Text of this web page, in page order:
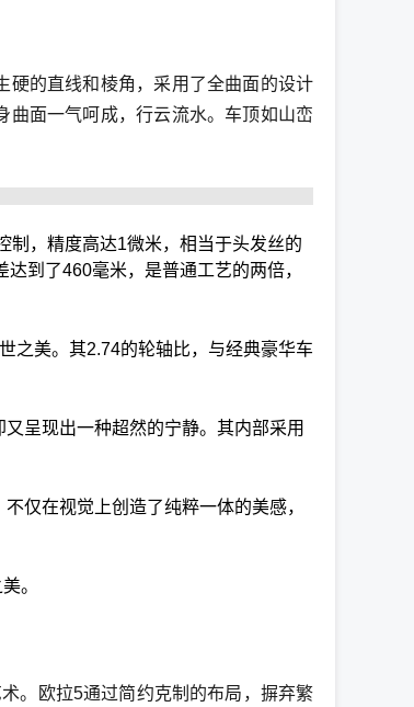
硬的直线和棱角，采用了全曲面的设计
曲面一气呵成，行云流水。车顶如山峦
制，精度高达1微米，相当于头发丝的
到了460毫米，是普通工艺的两倍，
之美。其2.74的轮轴比，与经典豪华车
呈现出一种超然的宁静。其内部采用
仅在视觉上创造了纯粹一体的美感，
。
。欧拉5通过简约克制的布局，摒弃繁